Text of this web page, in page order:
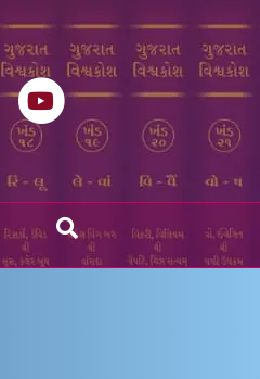
FacebookYoutube